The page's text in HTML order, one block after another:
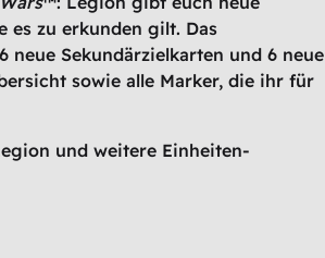
es zu erkunden gilt. Das
neue Sekundärzielkarten und 6 neue
sowie alle Marker, die ihr für
und weitere Einheiten-